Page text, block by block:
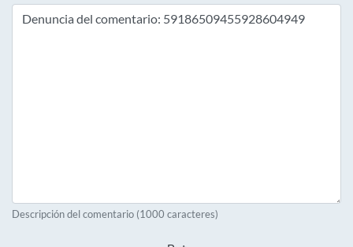
Descripción del comentario (1000 caracteres)